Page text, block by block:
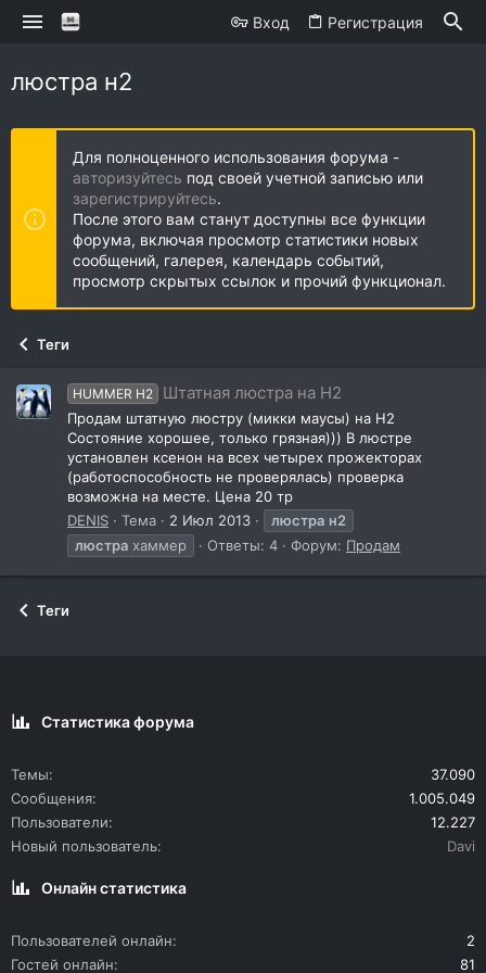
Вход Регистрация
люстра н2
Для полноценного использования форума -
авторизуйтесь под своей учетной записью или
зарегистрируйтесь.
После этого вам станут доступны все функции
форума, включая просмотр статистики новых
сообщений, галерея, календарь событий,
просмотр скрытых ссылок и прочий функционал.
Теги
HUMMER H2 Штатная люстра на Н2
Продам штатную люстру (микки маусы) на Н2
Состояние хорошее, только грязная))) В люстре
установлен ксенон на всех четырех прожекторах
(работоспособность не проверялась) проверка
возможна на месте. Цена 20 тр
DENIS
Тема 2 Июл 2013 люстра н2
люстра хаммер Ответы: 4 Форум: Продам
Теги
Статистика форума
Темы
37.090
Сообщения
1.005.049
Пользователи
12.227
Новый пользователь
Davi
Онлайн статистика
Пользователей онлайн
2
Гостей онлайн
81